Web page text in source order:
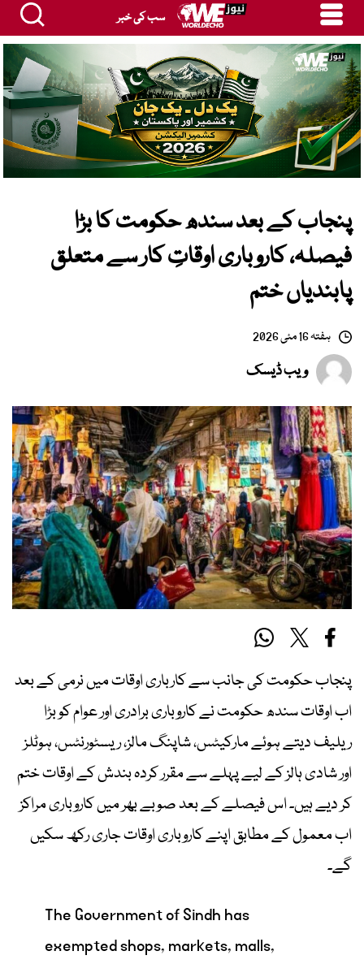
سب کی خبر
پنجاب کے بعد سندھ حکومت کا بڑا
فیصلہ، کاروباری اوقاتِ کار سے متعلق
پابندیاں ختم
ہفتہ 16 مئی 2026
ویب ڈیسک
پنجاب حکومت کی جانب سے کارباری اوقات میں نرمی کے بعد
اب اوقات سندھ حکومت نے کاروباری برادری اور عوام کو بڑا
ریلیف دیتے ہوئے مارکیٹس، شاپنگ مالز، ریسٹورنٹس، ہوٹلز
اور شادی ہالز کے لیے پہلے سے مقرر کردہ بندش کے اوقات ختم
کر دیے ہیں۔ اس فیصلے کے بعد صوبے بھر میں کاروباری مراکز
اب معمول کے مطابق اپنے کاروباری اوقات جاری رکھ سکیں
گے۔
The Government of Sindh has
exempted shops, markets, malls,